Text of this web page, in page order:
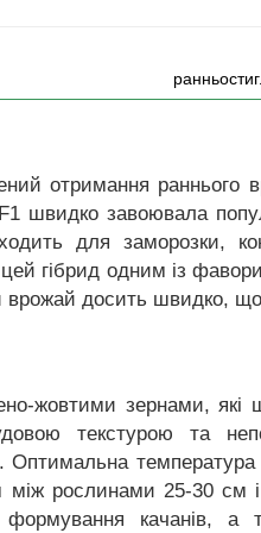
отримання раннього
швидко завоювала
для заморозки,
гібрид одним із
врожай досить швидко,
жовтими зернами, які
текстурою та
між рослинами 25-30
качанів, а